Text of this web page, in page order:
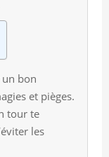
un bon
et pièges.
tour te
les